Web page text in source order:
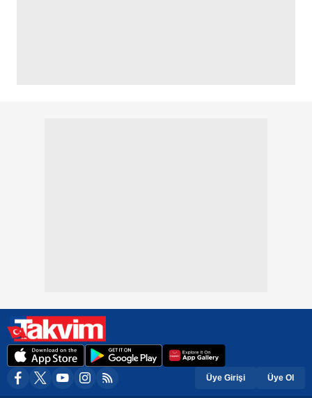
Üye Girişi Üye Ol